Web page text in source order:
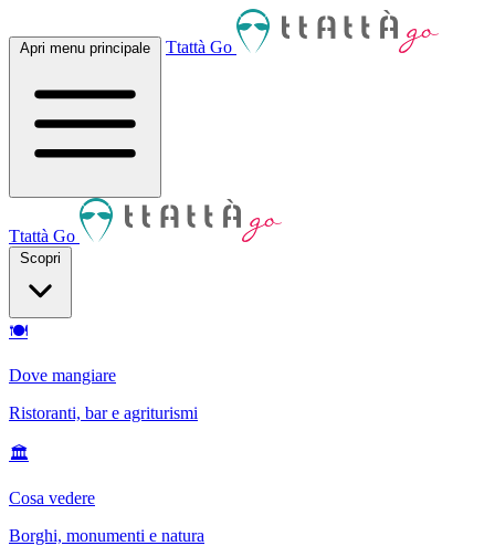
Apri menu principale Ttattà Go
Ttattà Go
Scopri
🍽
Dove mangiare
Ristoranti, bar e agriturismi
🏛
Cosa vedere
Borghi, monumenti e natura